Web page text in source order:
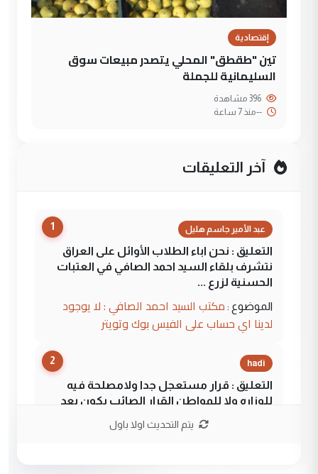
إقتصادية
تين "طقطق" المحلي يتصدر مبيعات سوق
السليمانية للجملة
--منذ 7 ساعة
آخر التعليقات
1 عبد الأمير جاسم هليل
التعليق : نحن اباء الطلاب الأوائل على العراق
نتشرف بلقاء السيد احمد الصافي في العتبات
الحسنية لزرع ...
الموضوع : مكتب السيد احمد الصافي : لا يوجود
لدينا اي حساب على الفيس بوك وتويتر
2 hadi
التعليق : قرار مستعجل جدا ولامصلحة فيه
للوزاره ولا للمواطن القرار الصائب يكون بعد
يتم التحديث اولا باول